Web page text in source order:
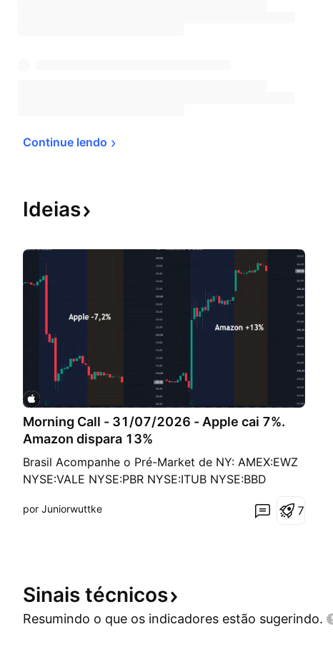
Continue lendo
Ideias
Morning Call - 31/07/2026 - Apple cai 7%.
Amazon dispara 13%
Brasil Acompanhe o Pré-Market de NY: AMEX:EWZ
NYSE:VALE NYSE:PBR NYSE:ITUB NYSE:BBD
ActivTrades ACTIVTRADES:BRA50
por Juniorwuttke 7
Sinais técnicos
Resumindo o que os indicadores estão sugerindo.